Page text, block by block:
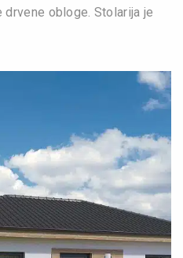
obloge. Stolarija je